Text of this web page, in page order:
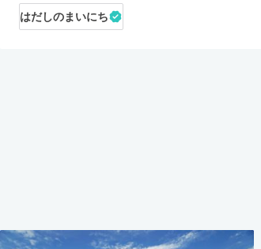
はだしのまいにち